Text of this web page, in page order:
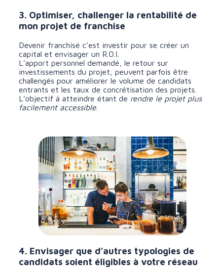
3. Optimiser, challenger la rentabilité de
mon projet de franchise
Devenir franchisé c’est investir pour se créer un
capital et envisager un R.O.I.
L’apport personnel demandé, le retour sur
investissements du projet, peuvent parfois être
challengés pour améliorer le volume de candidats
entrants et les taux de concrétisation des projets.
L’objectif à atteindre étant de rendre le projet plus
facilement accessible
4. Envisager que d’autres typologies de
candidats soient éligibles à votre réseau